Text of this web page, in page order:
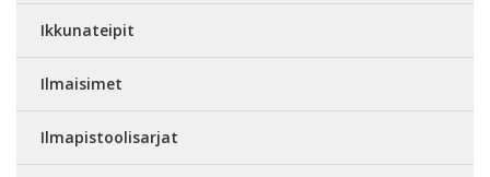
Ikkunateipit
Ilmaisimet
Ilmapistoolisarjat